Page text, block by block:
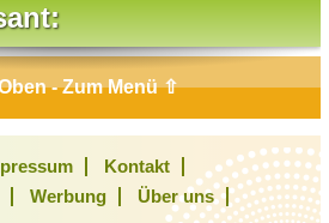
- Zum Menü ⇧
Kontakt
Werbung
Über uns